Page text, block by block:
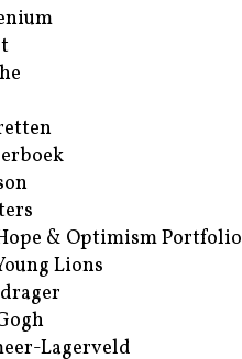
& Optimism Portfolio
Lions
Lagerveld